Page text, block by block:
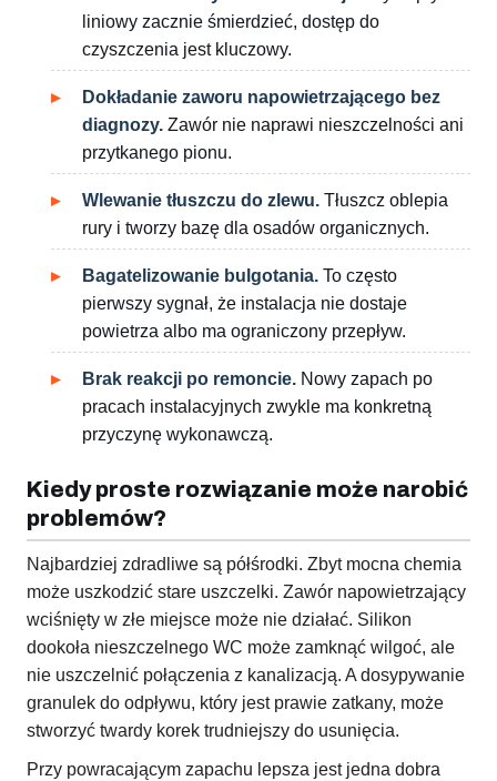
liniowy zacznie śmierdzieć, dostęp do
czyszczenia jest kluczowy.
Dokładanie zaworu napowietrzającego bez
diagnozy. Zawór nie naprawi nieszczelności ani
przytkanego pionu.
Wlewanie tłuszczu do zlewu. Tłuszcz oblepia
rury i tworzy bazę dla osadów organicznych.
Bagatelizowanie bulgotania. To często
pierwszy sygnał, że instalacja nie dostaje
powietrza albo ma ograniczony przepływ.
Brak reakcji po remoncie. Nowy zapach po
pracach instalacyjnych zwykle ma konkretną
przyczynę wykonawczą.
Kiedy proste rozwiązanie może narobić
problemów?
Najbardziej zdradliwe są półśrodki. Zbyt mocna chemia
może uszkodzić stare uszczelki. Zawór napowietrzający
wciśnięty w złe miejsce może nie działać. Silikon
dookoła nieszczelnego WC może zamknąć wilgoć, ale
nie uszczelnić połączenia z kanalizacją. A dosypywanie
granulek do odpływu, który jest prawie zatkany, może
stworzyć twardy korek trudniejszy do usunięcia.
Przy powracającym zapachu lepsza jest jedna dobra